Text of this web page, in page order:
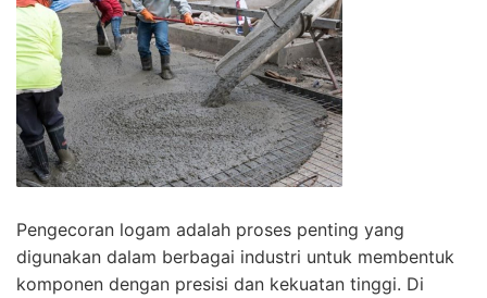
Pengecoran logam adalah proses penting yang
digunakan dalam berbagai industri untuk membentuk
komponen dengan presisi dan kekuatan tinggi. Di